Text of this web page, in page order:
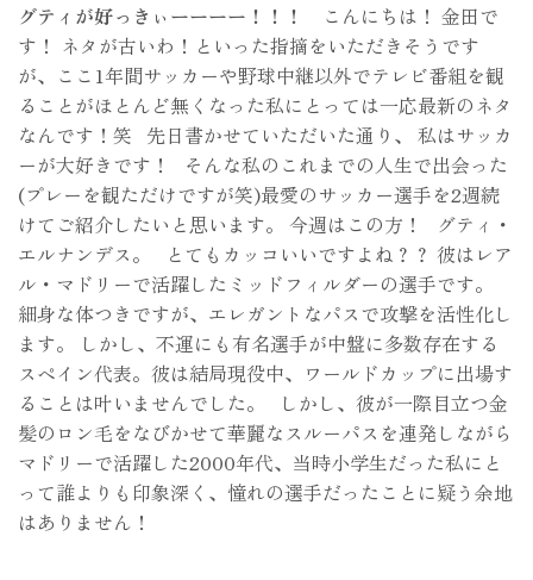
グティが好っきぃーーーー！！！
こんにちは！ 金田で
す！ ネタが古いわ！といった指摘をいただきそうです
が、ここ1年間サッカーや野球中継以外でテレビ番組を観
ることがほとんど無くなった私にとっては一応最新のネタ
なんです！笑 先日書かせていただいた通り、 私はサッカ
ーが大好きです！ そんな私のこれまでの人生で出会った
(プレーを観ただけですが笑)最愛のサッカー選手を2週続
けてご紹介したいと思います。 今週はこの方！ グティ・
エルナンデス。
とてもカッコいいですよね？？ 彼はレア
ル・マドリーで活躍したミッドフィルダーの選手です。
細身な体つきですが、エレガントなパスで攻撃を活性化し
ます。 しかし、不運にも有名選手が中盤に多数存在する
スペイン代表。彼は結局現役中、ワールドカップに出場す
ることは叶いませんでした。 しかし、彼が一際目立つ金
髪のロン毛をなびかせて華麗なスルーパスを連発しながら
マドリーで活躍した2000年代、当時小学生だった私にと
って誰よりも印象深く、憧れの選手だったことに疑う余地
はありません！